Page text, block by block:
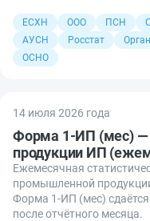
ЕСХН ООО ПСН
АУСН
Росстат
ОСНО
14 июля 2026 года
Форма 1-ИП (мес) —
продукции ИП
Ежемесячная
промышленной
Форма 1-ИП (мес) сдаётся
после отчётного месяца.